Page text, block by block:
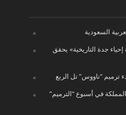
جدة التاريخية» يحقق
“ناووس” تل الربع
في أسبوع “الترميم”